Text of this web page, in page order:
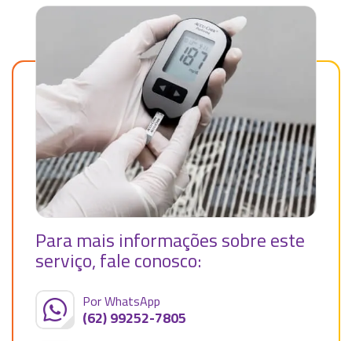
Para mais informações sobre este
serviço, fale conosco:
Por WhatsApp
(62) 99252-7805